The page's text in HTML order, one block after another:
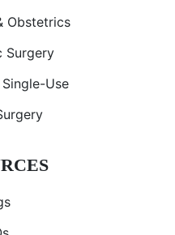
Obstetrics
Surgery
Use